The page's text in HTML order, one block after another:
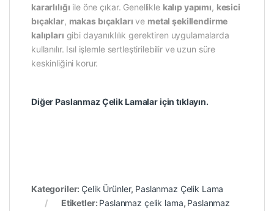
kararlılığı ile öne çıkar. Genellikle kalıp yapımı, kesici
bıçaklar, makas bıçakları ve metal şekillendirme
kalıpları gibi dayanıklılık gerektiren uygulamalarda
kullanılır. Isıl işlemle sertleştirilebilir ve uzun süre
keskinliğini korur.
Diğer Paslanmaz Çelik Lamalar için tıklayın.
Kategoriler: Çelik Ürünler, Paslanmaz Çelik Lama
Etiketler: Paslanmaz çelik lama, Paslanmaz